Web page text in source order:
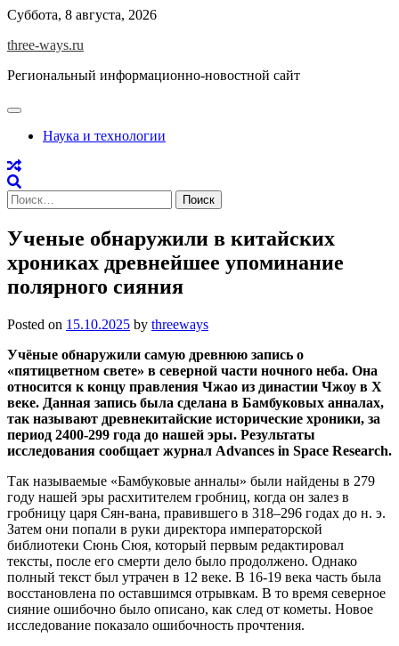
Skip
content
Суббота, 8 августа, 2026
three-ways.ru
Региональный информационно-новостной сайт
Наука и технологии
Найти:
Ученые обнаружили в китайских
хрониках древнейшее упоминание
полярного сияния
Posted on 15.10.2025 by threeways
Учёные обнаружили самую древнюю запись о
«пятицветном свете» в северной части ночного неба. Она
относится к концу правления Чжао из династии Чжоу в X
веке. Данная запись была сделана в Бамбуковых анналах,
так называют древнекитайские исторические хроники, за
период 2400-299 года до нашей эры. Результаты
исследования сообщает журнал Advances in Space Research.
Так называемые «Бамбуковые анналы» были найдены в 279
году нашей эры расхитителем гробниц, когда он залез в
гробницу царя Сян-вана, правившего в 318–296 годах до н. э.
Затем они попали в руки директора императорской
библиотеки Сюнь Сюя, который первым редактировал
тексты, после его смерти дело было продолжено. Однако
полный текст был утрачен в 12 веке. В 16-19 века часть была
восстановлена по оставшимся отрывкам. В то время северное
сияние ошибочно было описано, как след от кометы. Новое
исследование показало ошибочность прочтения.